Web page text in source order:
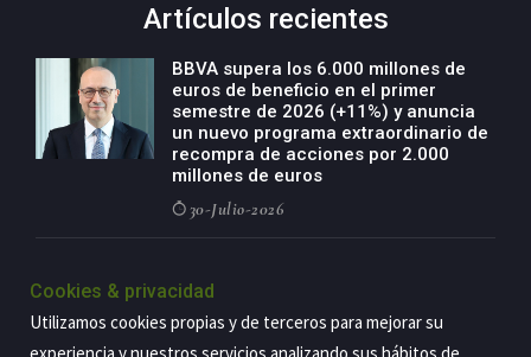
Artículos recientes
BBVA supera los 6.000 millones de
euros de beneficio en el primer
semestre de 2026 (+11%) y anuncia
un nuevo programa extraordinario de
recompra de acciones por 2.000
millones de euros
30-Julio-2026
negocio agro con un modelo global
países
Cookies & privacidad
Utilizamos cookies propias y de terceros para mejorar su